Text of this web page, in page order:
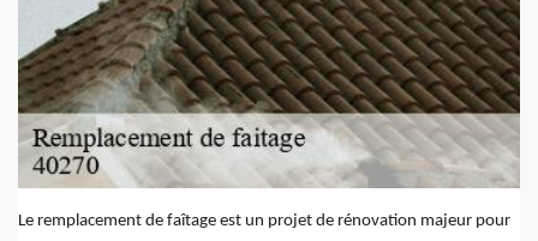
Le remplacement de faîtage est un projet de rénovation majeur pour